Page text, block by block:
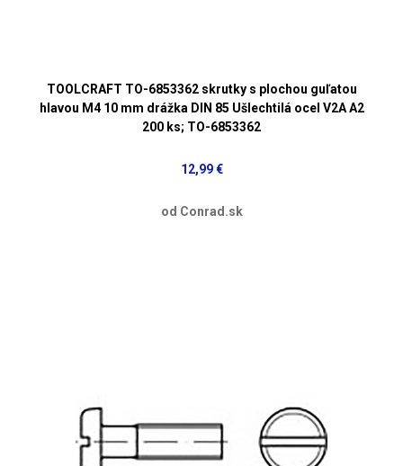
TOOLCRAFT TO-6853362 skrutky s plochou guľatou
hlavou M4 10 mm drážka DIN 85 Ušlechtilá ocel V2A A2
200 ks; TO-6853362
12,99 €
od Conrad.sk